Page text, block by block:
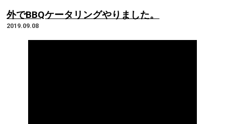
外でBBQケータリングやりました。
2019.09.08